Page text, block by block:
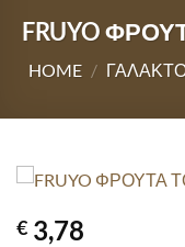
FRUYO
HOME /
€ 3,78